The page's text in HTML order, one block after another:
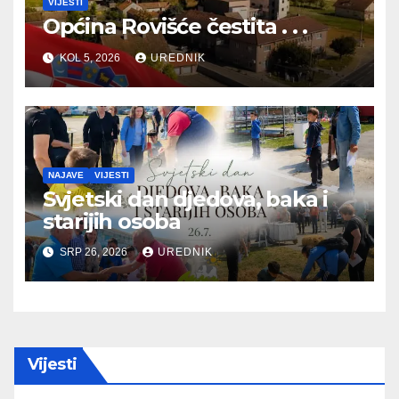
VIJESTI
Općina Rovišće čestita . . .
KOL 5, 2026 UREDNIK
NAJAVE VIJESTI
Svjetski dan djedova, baka i
starijih osoba
SRP 26, 2026 UREDNIK
Vijesti